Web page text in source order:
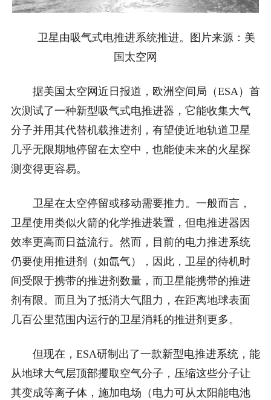
卫星由吸气式电推进系统推进。图片来源：美
国太空网
据美国太空网近日报道，欧洲空间局（ESA）首
次测试了一种新型吸气式电推进器，它能收集大气
分子并用其代替机载推进剂，有望使近地轨道卫星
几乎无限期地停留在太空中，也能使未来的火星探
测变得更容易。
卫星在太空停留或移动需要推力。一般而言，
卫星使用类似火箭的化学推进装置，但电推进器因
效率更高而日益流行。然而，目前的电力推进系统
仍要使用推进剂（如氙气），因此，卫星的待机时
间受限于携带的推进剂数量，而卫星能携带的推进
剂有限。而且为了抵消大气阻力，在距离地球表面
几百公里范围内运行的卫星消耗的推进剂更多。
但现在，ESA研制出了一款新型电推进系统，能
从地球大气层顶部攫取空气分子，压缩这些分子让
其变成等离子体，施加电场（电力可从太阳能电池